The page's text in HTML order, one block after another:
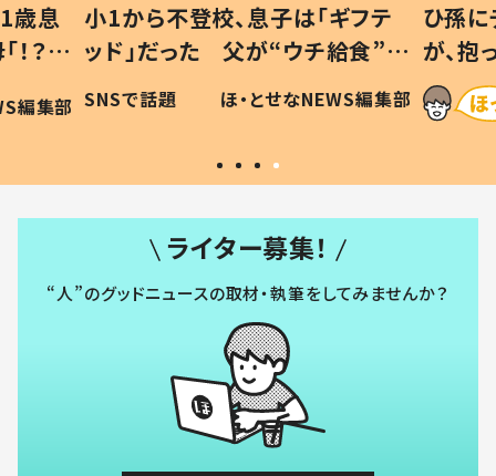
歳息
？」
編集部
小1から不登校、息子は「ギフテ
ッド」だった 父が“ウチ給食”を
作り続ける理由とは #令和の親
#令和の子
SNSで話題 ほ・とせなNEWS編集部
ひ孫
が、
「涙が
い」
ライター募集！
“人”のグッドニュースの取材・執筆をしてみませんか？